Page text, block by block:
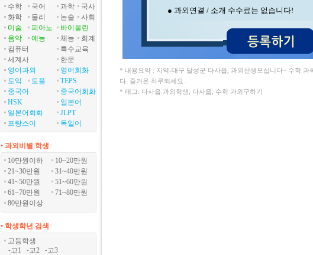
수학
국어 과학
국사
화학
물리 논술
사회
미술
피아노
바이올린
음악
예능 체능
회계
컴퓨터
특수교육
세계사
한문
영어과외
영어회화
토익
토플
TEPS
중국어
중국어회화
HSK
일본어
일본어회화
JLPT
프랑스어
독일어
• 과외비별 학생
10만원이하
10~20만원
21~30만원
31~40만원
41~50만원
51~60만원
61~70만원
71~80만원
80만원이상
• 학생학년 검색
고등학생
-고1 -고2 -고3
이** 수학 , 석** 수학/국어
오** 수학 , 이** 수학/과학
김** 수학/과학 , 안** 수학
백** 수학 , 박** 수학/영어
김** 수학 , 중** 과학
김** 수학 , 홍* 수학
민** 과학/영어 , 송* 영어/
이** 중국어회화/중국어 , 김
● 과외연결 / 소개 수수료는 없습니다!
* 내용요약 : 지역-대구 달성군 다사읍, 과외선생모십니다~ 수학 과
다. 즐거운 하루되세요.
* 태그: 다사읍 과외학생, 다사읍, 수학 과외구하기